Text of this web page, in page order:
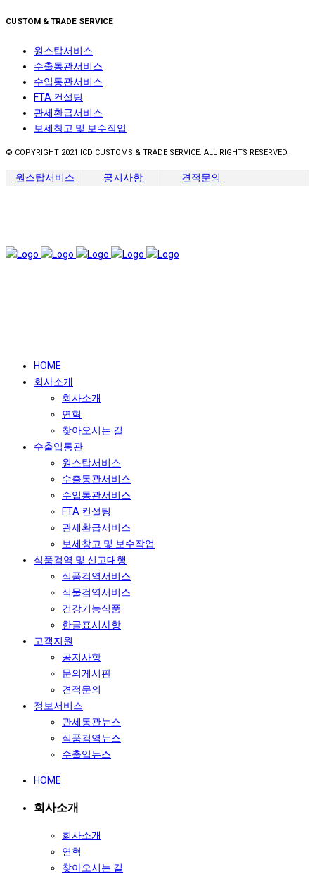
CUSTOM & TRADE SERVICE
원스탑서비스
수출통관서비스
수입통관서비스
FTA 컨설팅
관세환급서비스
보세창고 및 보수작업
© COPYRIGHT 2021 ICD CUSTOMS & TRADE SERVICE. ALL RIGHTS RESERVED.
원스탑서비스 공지사항 견적문의
HOME
회사소개
회사소개
연혁
찾아오시는 길
수출입통관
원스탑서비스
수출통관서비스
수입통관서비스
FTA 컨설팅
관세환급서비스
보세창고 및 보수작업
식품검역 및 신고대행
식품검역서비스
식물검역서비스
건강기능식품
한글표시사항
고객지원
공지사항
문의게시판
견적문의
정보서비스
관세통관뉴스
식품검역뉴스
수출입뉴스
HOME
회사소개
회사소개
연혁
찾아오시는 길